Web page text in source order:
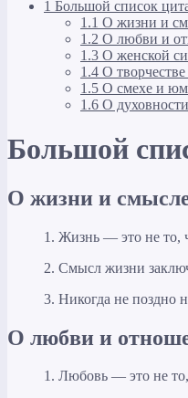
1 Большой список
1.1 О жизни и
1.2 О любви и
1.3 О женской
1.4 О
1.5 О смехе и
1.6 О
Большой
О жизни и
1. Жизнь — это не то,
2. Смысл жизни
3. Никогда не поздно
О любви и
1. Любовь — это не